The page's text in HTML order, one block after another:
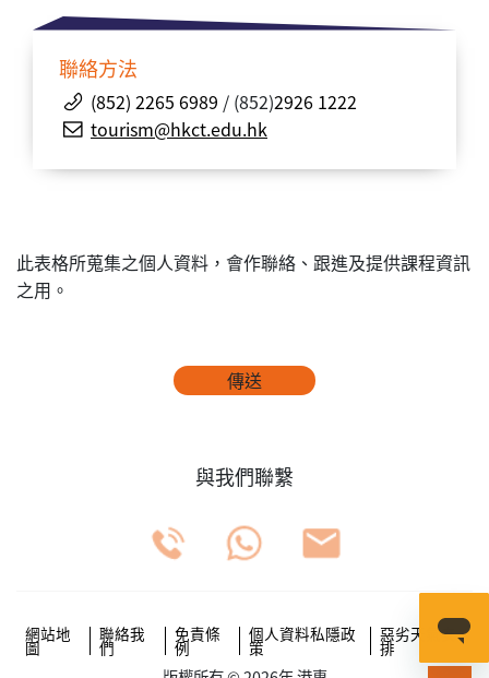
聯絡方法
(852) 2265 6989 / (852)2926 1222
tourism@hkct.edu.hk
此表格所蒐集之個人資料，會作聯絡、跟進及提供課程資訊
之用。
傳送
與我們聯繫
網站地
圖
聯絡我
們
免責條
例
個人資料私隱政
策
惡劣天氣安
排